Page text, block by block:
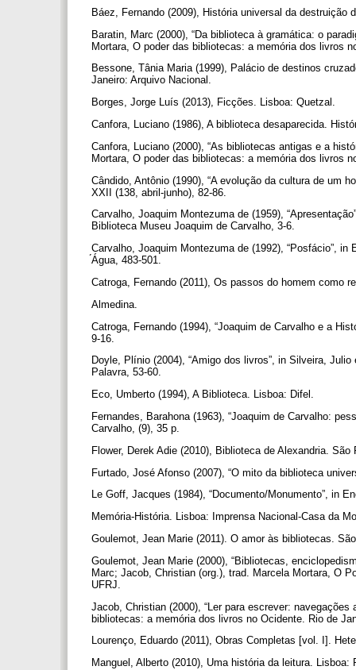
Báez, Fernando (2009), História universal da
Baratin, Marc (2000), “Da biblioteca à gramática: o
Mortara, O poder das bibliotecas: a memória dos livros
Bessone, Tânia Maria (1999), Palácio de destinos
Janeiro: Arquivo Nacional.
Borges, Jorge Luís (2013), Ficções. Lisboa: Quetzal.
Canfora, Luciano (1986), A biblioteca desaparecida.
Canfora, Luciano (2000), “As bibliotecas antigas e a
Mortara, O poder das bibliotecas: a memória dos livros
Cândido, Antônio (1990), “A evolução da cultura de um
XXII (138, abril-junho), 82-86.
Carvalho, Joaquim Montezuma de (1959),
Biblioteca Museu Joaquim de Carvalho, 3-6.
Carvalho, Joaquim Montezuma de (1992), “Posfácio”,
́Água, 483-501.
Catroga, Fernando (2011), Os passos do homem como
Almedina.
Catroga, Fernando (1994), “Joaquim de Carvalho e a
9-16.
Doyle, Plínio (2004), “Amigo dos livros”, in Silveira,
Palavra, 53-60.
Eco, Umberto (1994), A Biblioteca. Lisboa: Difel.
Fernandes, Barahona (1963), “Joaquim de Carvalho:
Carvalho, (9), 35 p.
Flower, Derek Adie (2010), Biblioteca de Alexandria.
Furtado, José Afonso (2007), “O mito da biblioteca
Le Goff, Jacques (1984), “Documento/Monumento”, in
Memória-História. Lisboa: Imprensa Nacional-Casa da
Goulemot, Jean Marie (2011). O amor às bibliotecas.
Goulemot, Jean Marie (2000), “Bibliotecas,
Marc; Jacob, Christian (org.), trad. Marcela Mortara, O
UFRJ.
Jacob, Christian (2000), “Ler para escrever:
bibliotecas: a memória dos livros no Ocidente. Rio de
Lourenço, Eduardo (2011), Obras Completas [vol. I].
Manguel, Alberto (2010), Uma história da leitura.